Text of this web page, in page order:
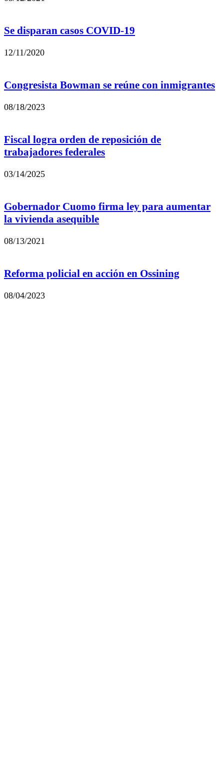
Se disparan casos COVID-19
12/11/2020
Congresista Bowman se reúne con inmigrantes
08/18/2023
Fiscal logra orden de reposición de
trabajadores federales
03/14/2025
Gobernador Cuomo firma ley para aumentar
la vivienda asequible
08/13/2021
Reforma policial en acción en Ossining
08/04/2023